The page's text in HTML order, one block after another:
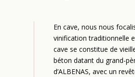
En cave, nous nous
vinification traditionnelle
cave se constitue de
béton datant du grand-
d’ALBENAS, avec un